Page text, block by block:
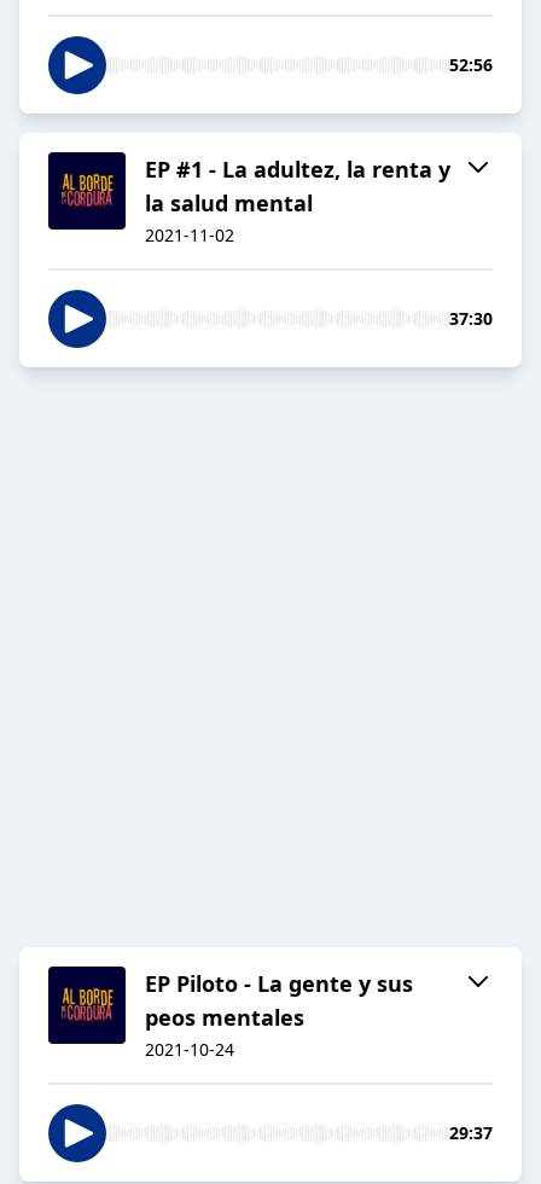
52:56
EP #1 - La adultez, la renta y
la salud mental
2021-11-02
37:30
EP Piloto - La gente y sus
peos mentales
2021-10-24
29:37